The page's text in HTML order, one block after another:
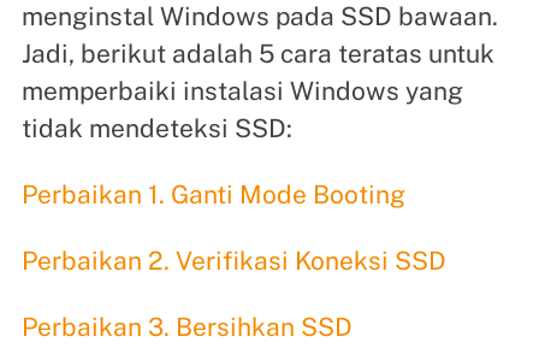
menginstal Windows pada SSD bawaan.
Jadi, berikut adalah 5 cara teratas untuk
memperbaiki instalasi Windows yang
tidak mendeteksi SSD:
Perbaikan 1. Ganti Mode Booting
Perbaikan 2. Verifikasi Koneksi SSD
Perbaikan 3. Bersihkan SSD